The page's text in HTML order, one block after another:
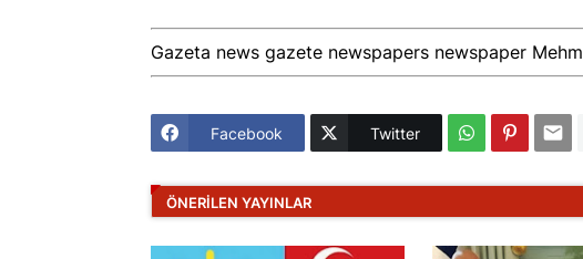
Gazeta news gazete newspapers newspaper
Facebook Twitter
ÖNERILEN YAYINLAR